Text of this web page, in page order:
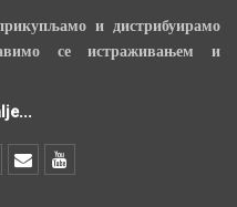
и дистрибуирамо
се истраживањем и